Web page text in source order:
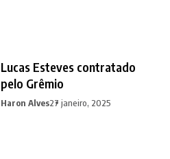
Lucas Esteves contratado
pelo Grêmio
Haron Alves27 janeiro, 2025